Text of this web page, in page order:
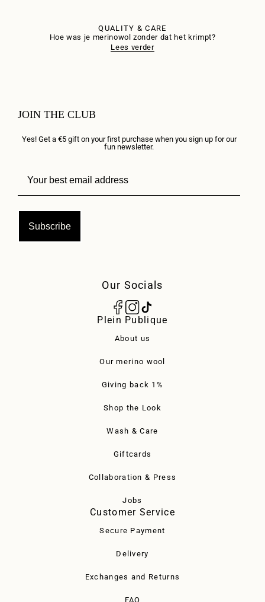
QUALITY & CARE
Hoe was je merinowol zonder dat het krimpt?
Lees verder
JOIN THE CLUB
Yes! Get a €5 gift on your first purchase when you sign up for our
fun newsletter.
Subscribe
Our Socials
Plein Publique
About us
Our merino wool
Giving back 1%
Shop the Look
Wash & Care
Giftcards
Collaboration & Press
Jobs
Customer Service
Secure Payment
Delivery
Exchanges and Returns
FAQ